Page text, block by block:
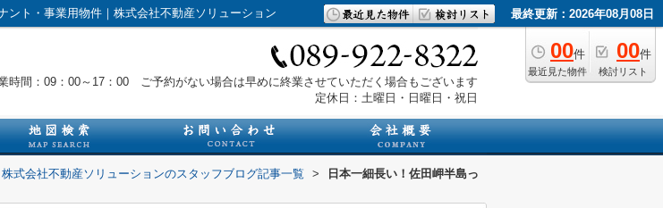
ント・事業用物件｜株式会社不動産ソリューション 最終更新：2026年08月08日
00件
最近見た物件
00件
検討リスト
時間：09：00～17：00 ご予約がない場合は早めに終業させていただく場合もございます
定休日：土曜日・日曜日・祝日
株式会社不動産ソリューションのスタッフブログ記事一覧 >
日本一細長い！佐田岬半島っ